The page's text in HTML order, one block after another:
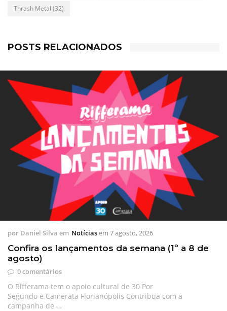
Thrash Metal (32)
POSTS RELACIONADOS
por Daniel Silva em Notíciasem 7 agosto, 2026
Confira os lançamentos da semana (1º a 8 de
agosto)
0 comentários
O Rifferama tem o apoio cultural de 30 Por
Segundo e Camerata Florianópolis Contribua com a
campanha de …